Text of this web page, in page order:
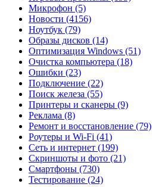
Микрофон (5)
Новости (4156)
Ноутбук (79)
Образы дисков (14)
Оптимизация Windows (51)
Очистка компьютера (18)
Ошибки (23)
Подключение (22)
Поиск железа (55)
Принтеры и сканеры (9)
Реклама (8)
Ремонт и восстановление (79)
Роутеры и Wi-Fi (41)
Сеть и интернет (199)
Скриншоты и фото (21)
Смартфоны (730)
Тестирование (24)